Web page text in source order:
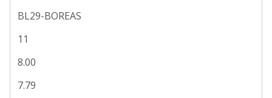
BL29-BOREAS
11
8.00
7.79